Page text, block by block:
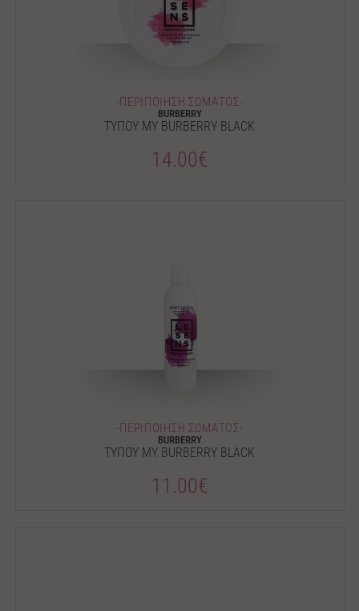
-ΠΕΡΙΠΟΙΗΣΗ ΣΩΜΑΤΟΣ-
BURBERRY
ΤΥΠΟΥ MY BURBERRY BLACK
14.00€
-ΠΕΡΙΠΟΙΗΣΗ ΣΩΜΑΤΟΣ-
BURBERRY
ΤΥΠΟΥ MY BURBERRY BLACK
11.00€